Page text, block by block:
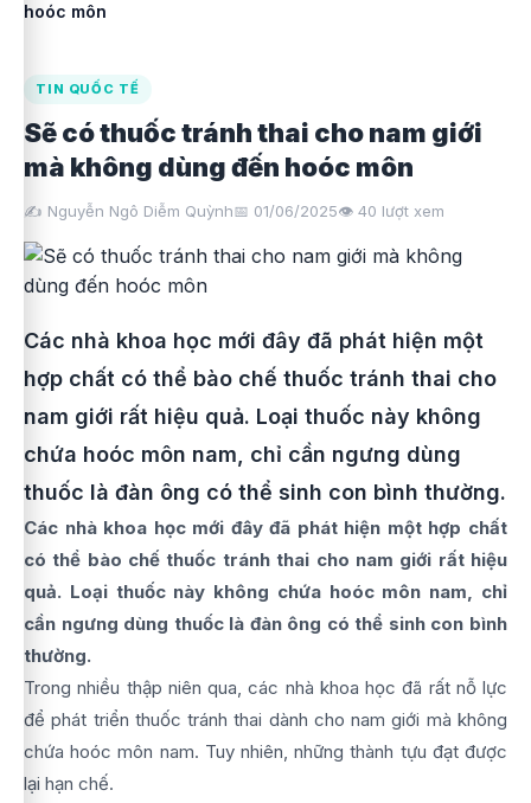
hoóc môn
TIN QUỐC TẾ
Sẽ có thuốc tránh thai cho nam giới
mà không dùng đến hoóc môn
✍️ Nguyễn Ngô Diễm Quỳnh📅 01/06/2025👁️ 40 lượt xem
Các nhà khoa học mới đây đã phát hiện một
hợp chất có thể bào chế thuốc tránh thai cho
nam giới rất hiệu quả. Loại thuốc này không
chứa hoóc môn nam, chỉ cần ngưng dùng
thuốc là đàn ông có thể sinh con bình thường.
Các nhà khoa học mới đây đã phát hiện một hợp chất
có thể bào chế thuốc tránh thai cho nam giới rất hiệu
quả. Loại thuốc này không chứa hoóc môn nam, chỉ
cần ngưng dùng thuốc là đàn ông có thể sinh con bình
thường.
Trong nhiều thập niên qua, các nhà khoa học đã rất nỗ lực
để phát triển thuốc tránh thai dành cho nam giới mà không
chứa hoóc môn nam. Tuy nhiên, những thành tựu đạt được
lại hạn chế.